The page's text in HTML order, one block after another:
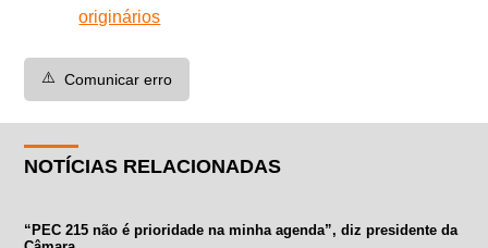
originários
⚠️ Comunicar erro
NOTÍCIAS RELACIONADAS
“PEC 215 não é prioridade na minha agenda”, diz presidente da